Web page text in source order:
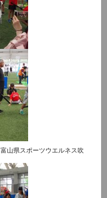
富山県スポーツウエルネス吹